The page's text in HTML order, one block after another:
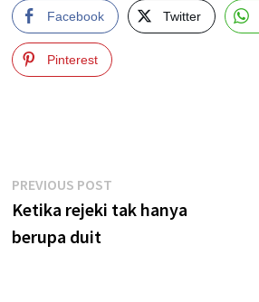
Facebook Twitter
Pinterest
Post
navigation
PREVIOUS POSTPrevious
post:
Ketika rejeki tak hanya
berupa duit